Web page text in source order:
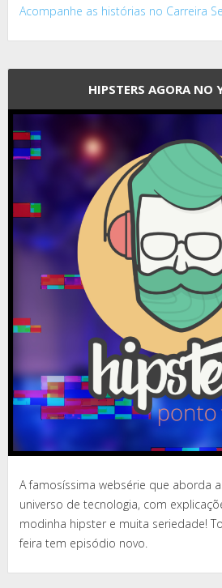
Acompanhe as histórias no Carreira
HIPSTERS AGORA NO
A famosíssima websérie que aborda
universo de tecnologia, com
modinha hipster e muita seriedade!
feira tem episódio novo.